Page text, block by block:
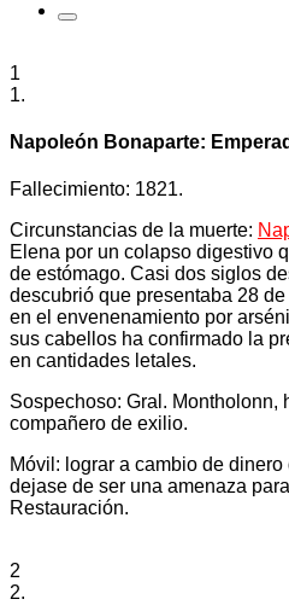
1
1.
Napoleón Bonaparte:
Fallecimiento: 1821.
Circunstancias de la muerte:
Elena por un colapso digestivo
de estómago. Casi dos siglos
descubrió que presentaba 28
en el envenenamiento por
sus cabellos ha confirmado la
en cantidades letales.
Sospechoso: Gral. Montholonn,
compañero de exilio.
Móvil: lograr a cambio de
dejase de ser una amenaza
Restauración.
2
2.